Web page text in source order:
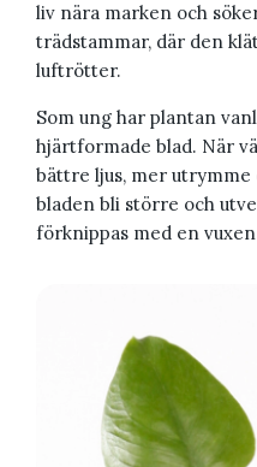
liv nära marken och
trädstammar, där den
luftrötter.
Som ung har plantan
hjärtformade blad. När
bättre ljus, mer
bladen bli större och
förknippas med en